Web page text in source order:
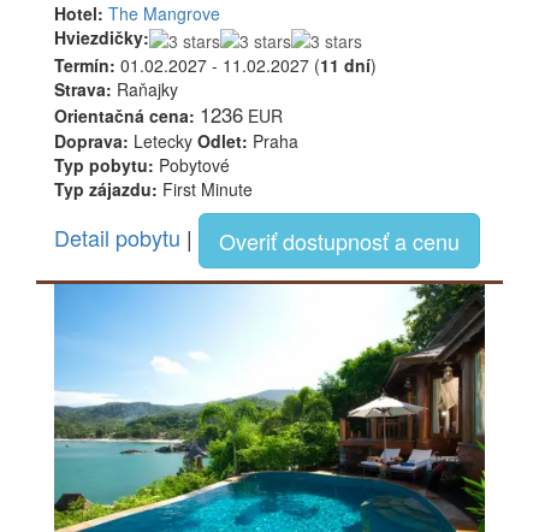
Hotel: The Mangrove
Hviezdičky:
Termín: 01.02.2027 - 11.02.2027 (11 dní)
Strava: Raňajky
Orientačná cena: 1236 EUR
Doprava: Letecky Odlet: Praha
Typ pobytu: Pobytové
Typ zájazdu: First Minute
Detail pobytu | Overiť dostupnosť a cenu